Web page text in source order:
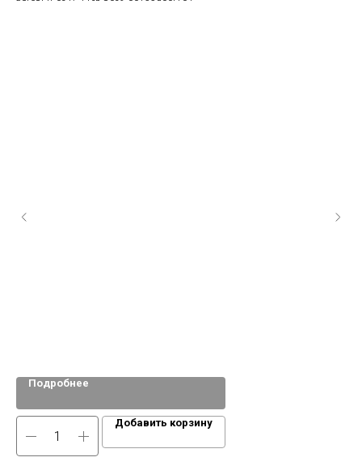
Подробнее
Добавить корзину